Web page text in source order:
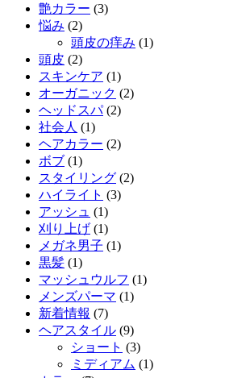
艶カラー (3)
悩み (2)
頭皮の痒み (1)
頭皮 (2)
スキンケア (1)
オーガニック (2)
ヘッドスパ(2)
社会人 (1)
ヘアカラー (2)
ボブ (1)
スタイリング (2)
ハイライト (3)
アッシュ (1)
刈り上げ (1)
メガネ男子 (1)
黒髪 (1)
マッシュウルフ (1)
メンズパーマ (1)
新着情報 (7)
ヘアスタイル (9)
ショート (3)
ミディアム (1)